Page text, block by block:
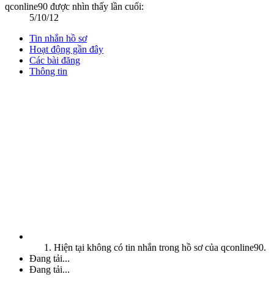
qconline90 được nhìn thấy lần cuối:
5/10/12
Tin nhắn hồ sơ
Hoạt động gần đây
Các bài đăng
Thông tin
Hiện tại không có tin nhắn trong hồ sơ của qconline90.
Đang tải...
Đang tải...